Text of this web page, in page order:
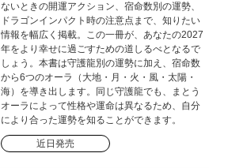
ないときの開運アクション、宿命数別の運勢、
ドラゴンインパクト時の注意点まで、知りたい
情報を幅広く掲載。この一冊が、あなたの2027
年をより幸せに過ごすための道しるべとなるで
しょう。本書は守護龍別の運勢に加え、宿命数
から6つのオーラ（大地・月・火・風・太陽・
海）を導き出します。同じ守護龍でも、まとう
オーラによって性格や運命は異なるため、自分
により合った運勢を知ることができます。
近日発売